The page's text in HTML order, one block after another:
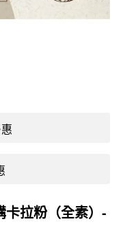
卡拉粉（全素）-